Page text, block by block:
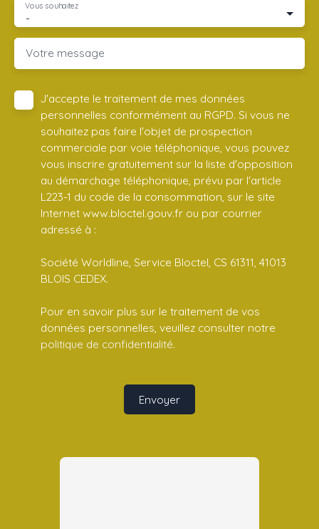
-
Vous souhaitez
Votre message
J'accepte le traitement de mes données
personnelles conformément au RGPD. Si vous ne
souhaitez pas faire l'objet de prospection
commerciale par voie téléphonique, vous pouvez
vous inscrire gratuitement sur la liste d'opposition
au démarchage téléphonique, prévu par l'article
L223-1 du code de la consommation, sur le site
Internet www.bloctel.gouv.fr ou par courrier
adressé à :
Société Worldline, Service Bloctel, CS 61311, 41013
BLOIS CEDEX.
Pour en savoir plus sur le traitement de vos
données personnelles, veuillez consulter notre
politique de confidentialité.
Envoyer